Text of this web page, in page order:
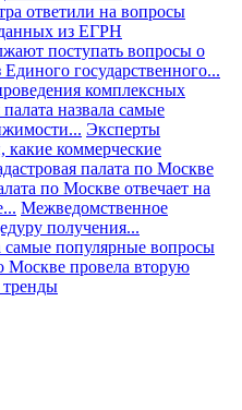
ответили на вопросы
из ЕГРН
поступать вопросы о
государственного...
комплексных
назвала самые
Эксперты
какие коммерческие
палата по Москве
по Москве отвечает на
Межведомственное
получения...
самые популярные вопросы
Москве провела вторую